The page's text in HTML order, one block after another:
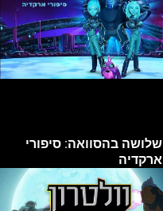
שלושה בהסוואה: סיפורי
ארקדיה